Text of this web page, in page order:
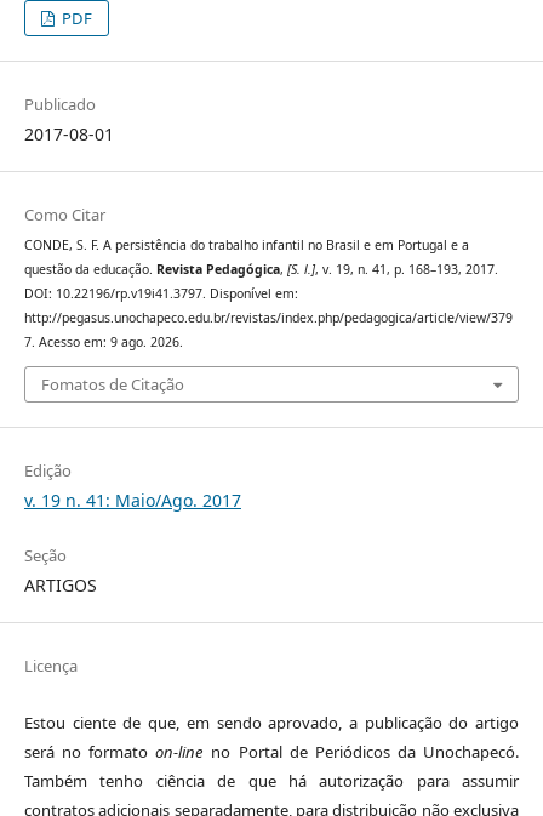
PDF
Publicado
2017-08-01
Como Citar
CONDE, S. F. A persistência do trabalho infantil no Brasil e em Portugal e a
questão da educação. Revista Pedagógica, [S. l.], v. 19, n. 41, p. 168–193, 2017.
DOI: 10.22196/rp.v19i41.3797. Disponível em:
http://pegasus.unochapeco.edu.br/revistas/index.php/pedagogica/article/view/379
7. Acesso em: 9 ago. 2026.
Fomatos de Citação
Edição
v. 19 n. 41: Maio/Ago. 2017
Seção
ARTIGOS
Licença
Estou ciente de que, em sendo aprovado, a publicação do artigo
será no formatoon-line no Portal de Periódicos da Unochapecó.
Também tenho ciência de que há autorização para assumir
contratos adicionais separadamente, para distribuição não exclusiva